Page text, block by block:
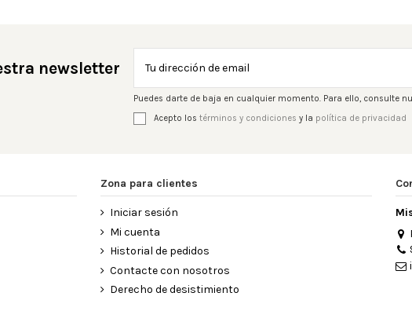
newsletter
Puedes darte de baja en cualquier momento. Para ello, consulte
Acepto los términos y condiciones y la política de privacidad
Zona para clientes
Iniciar sesión
Mi cuenta
Historial de pedidos
Contacte con nosotros
Derecho de desistimiento